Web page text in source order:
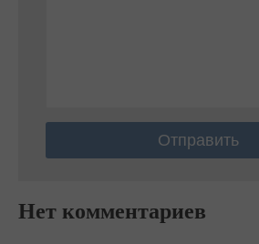
Нет комментариев